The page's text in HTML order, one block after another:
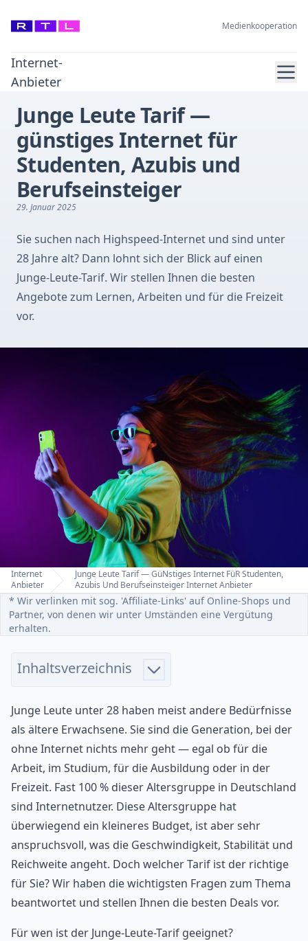
Medienkooperation
Internet-
Anbieter
Junge Leute Tarif —
günstiges Internet für
Studenten, Azubis und
Berufseinsteiger
29. Januar 2025
Sie suchen nach Highspeed-Internet und sind unter
28 Jahre alt? Dann lohnt sich der Blick auf einen
Junge-Leute-Tarif. Wir stellen Ihnen die besten
Angebote zum Lernen, Arbeiten und für die Freizeit
vor.
Home
Internet
Anbieter
Junge Leute Tarif — GüNstiges Internet FüR Studenten,
Azubis Und Berufseinsteiger Internet Anbieter
* Wir verlinken mit sog. 'Affiliate-Links' auf Online-Shops und
Partner, von denen wir unter Umständen eine Vergütung
erhalten.
Junge Leute unter 28 haben meist andere Bedürfnisse
als ältere Erwachsene. Sie sind die Generation, bei der
ohne Internet nichts mehr geht — egal ob für die
Arbeit, im Studium, für die Ausbildung oder in der
Freizeit. Fast 100 % dieser Altersgruppe in Deutschland
sind Internetnutzer. Diese Altersgruppe hat
überwiegend ein kleineres Budget, ist aber sehr
anspruchsvoll, was die Geschwindigkeit, Stabilität und
Reichweite angeht. Doch welcher Tarif ist der richtige
für Sie? Wir haben die wichtigsten Fragen zum Thema
beantwortet und stellen Ihnen die besten Deals vor.
Für wen ist der Junge-Leute-Tarif geeignet?
Inhaltsverzeichnis